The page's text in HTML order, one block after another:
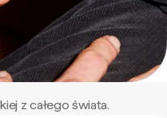
z całego świata.